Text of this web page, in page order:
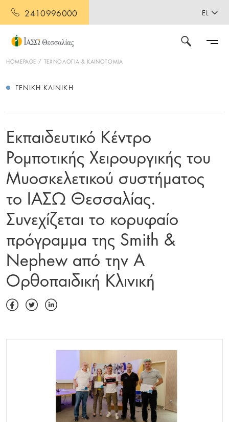
2410996000 EL
HOMEPAGE ΤΕΧΝΟΛΟΓΙΑ & ΚΑΙΝΟΤΟΜΙΑ
ΓΕΝΙΚΉ ΚΛΙΝΙΚΉ
Εκπαιδευτικό Κέντρο
Ρομποτικής Χειρουργικής του
Μυοσκελετικού συστήματος
το ΙΑΣΩ Θεσσαλίας.
Συνεχίζεται το κορυφαίο
πρόγραμμα της Smith &
Nephew από την Α
Ορθοπαιδική Κλινική